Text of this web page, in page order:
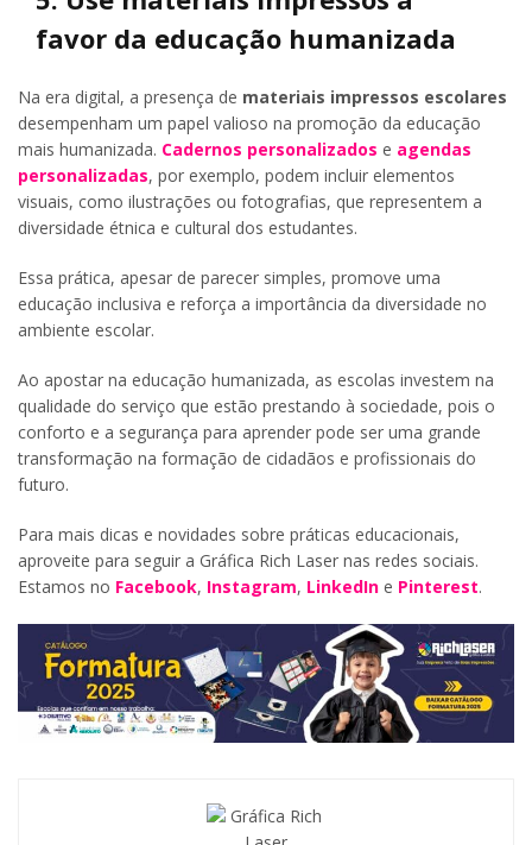
favor da educação humanizada
Na era digital, a presença de materiais impressos escolares
desempenham um papel valioso na promoção da educação
mais humanizada. Cadernos personalizados e agendas
personalizadas, por exemplo, podem incluir elementos
visuais, como ilustrações ou fotografias, que representem a
diversidade étnica e cultural dos estudantes.
Essa prática, apesar de parecer simples, promove uma
educação inclusiva e reforça a importância da diversidade no
ambiente escolar.
Ao apostar na educação humanizada, as escolas investem na
qualidade do serviço que estão prestando à sociedade, pois o
conforto e a segurança para aprender pode ser uma grande
transformação na formação de cidadãos e profissionais do
futuro.
Para mais dicas e novidades sobre práticas educacionais,
aproveite para seguir a Gráfica Rich Laser nas redes sociais.
Estamos no Facebook, Instagram, LinkedIn e Pinterest.